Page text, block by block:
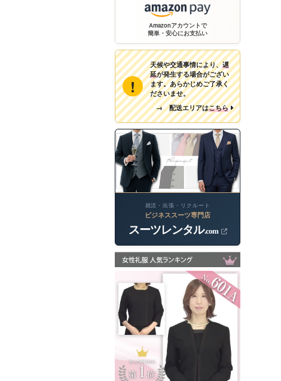
Amazonアカウントで
簡単・安心にお支払い
!
天候や交通事情により、遅
延が発生する場合がござい
ます。あらかじめご了承く
ださいませ。
→ 配送エリアはこちら
就活・出張・リクルート
ビジネススーツ専門店
スーツレンタル.com